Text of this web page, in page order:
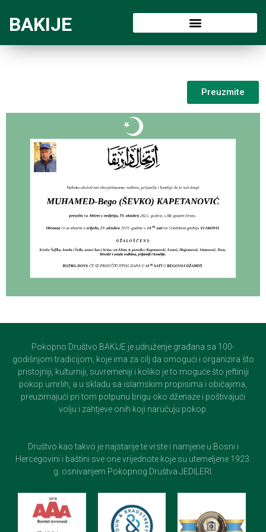
BAKIJE
Preuzmite
Pokopno Društvo BAKIJE je udruženje građana sa 100-
godišnjom tradicijom, koje ima za cilj da omogući i organizira što
pristojniji, kulturniji, suvremeniji i koliko je to moguće što jeftiniji
pokop umrlih, a u skladu sa islamskim propisima i običajima,
preuzimajući pri tom potpunu brigu oko dženaze i poštivajući
volju i zahtjeve onih koji naručuju pokop.
Društvo kao takvo je najstarije te vrste i namjene u Bosni i
Hercegovini i baštini sve one vrijednote koje su utemeljene 1923.
g. osnivanjem Pokopnog Društva JEDILERI.